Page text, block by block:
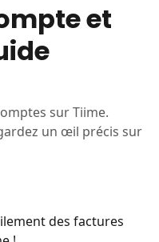
et
sur Tiime.
un œil précis sur
des factures